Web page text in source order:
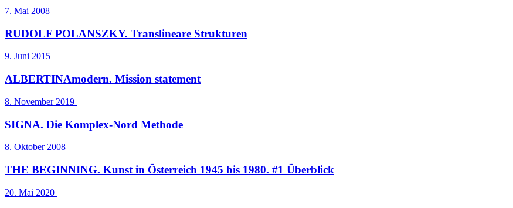
7. Mai 2008
RUDOLF POLANSZKY. Translineare Strukturen
9. Juni 2015
ALBERTINAmodern. Mission statement
8. November 2019
SIGNA. Die Komplex-Nord Methode
8. Oktober 2008
THE BEGINNING. Kunst in Österreich 1945 bis 1980. #1 Überblick
20. Mai 2020